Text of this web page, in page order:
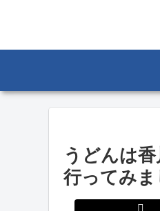
うどんは
行ってみま